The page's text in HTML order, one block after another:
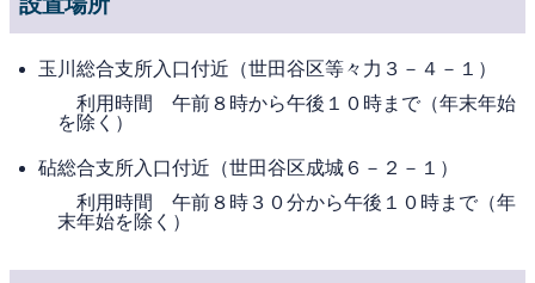
玉川総合支所入口付近（世田谷区等々力３－４－１）
利用時間 午前８時から午後１０時まで（年末年始
を除く）
砧総合支所入口付近（世田谷区成城６－２－１）
利用時間 午前８時３０分から午後１０時まで（年
末年始を除く）